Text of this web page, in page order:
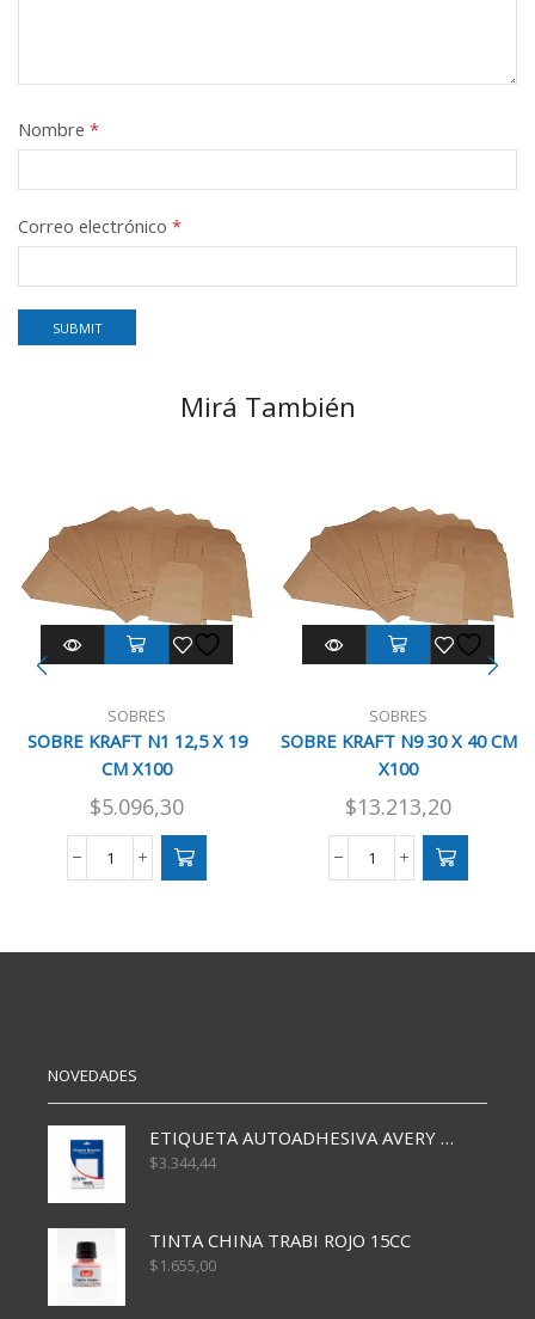
Nombre *
Correo electrónico *
Mirá También
SOBRES
SOBRE KRAFT N1 12,5 X 19
CM X100
$5.096,30
SOBRE
X
SOBRES
SOBRE KRAFT N9 30 X 40 CM
X100
$13.213,20
SOBRE
X
NOVEDADES
ETIQUETA AUTOADHESIVA AVERY 3026 30H 20 X 70
$3.344,44
TINTA CHINA TRABI ROJO 15CC
$1.655,00